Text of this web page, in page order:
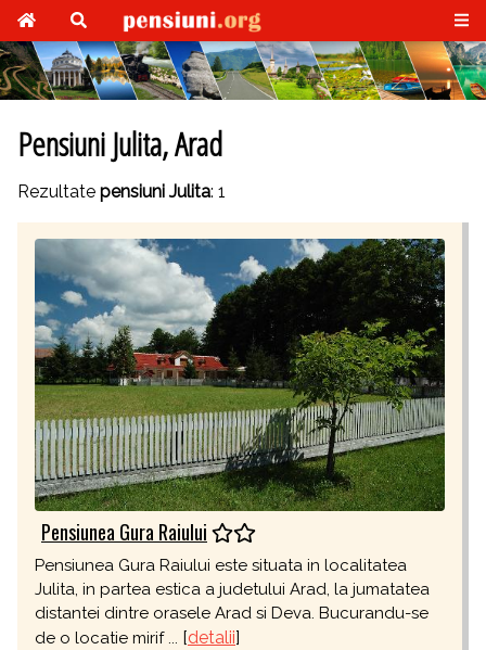
Pensiuni Julita, Arad
Rezultate pensiuni Julita: 1
Pensiunea Gura Raiului
Pensiunea Gura Raiului este situata in localitatea
Julita, in partea estica a judetului Arad, la jumatatea
distantei dintre orasele Arad si Deva. Bucurandu-se
de o locatie mirif ... [detalii]